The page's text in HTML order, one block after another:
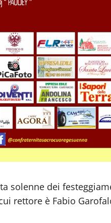
solenne dei
rettore è Fabio